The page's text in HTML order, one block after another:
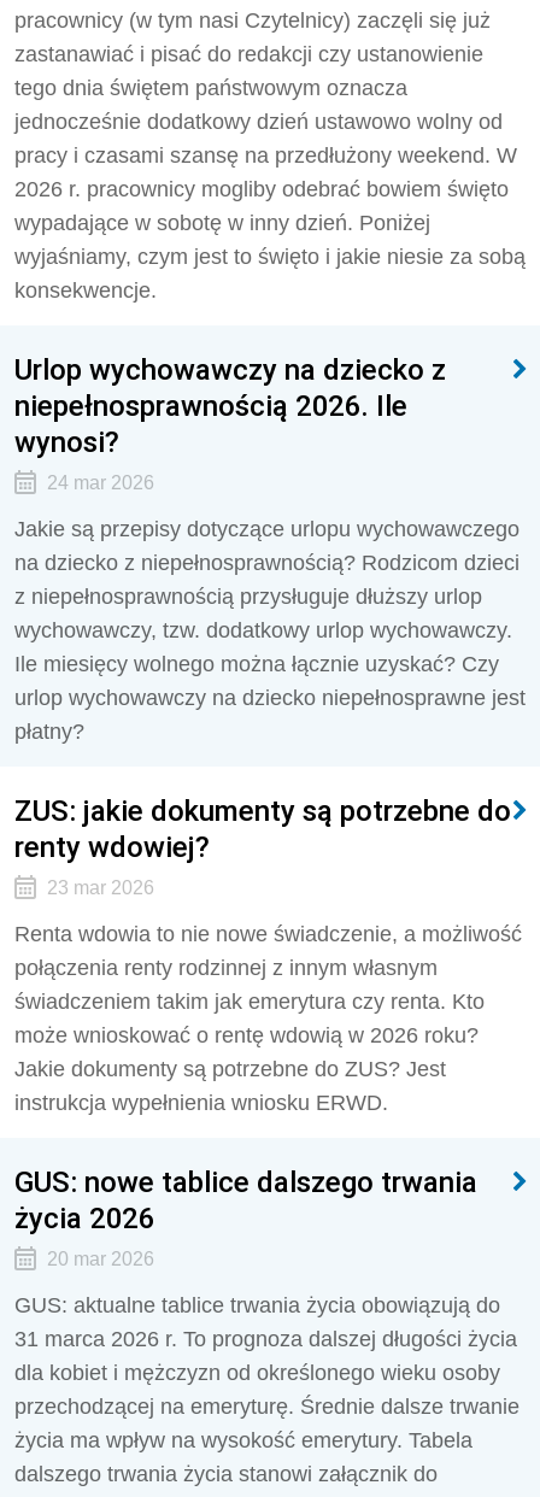
pracownicy (w tym nasi Czytelnicy) zaczęli się już
zastanawiać i pisać do redakcji czy ustanowienie
tego dnia świętem państwowym oznacza
jednocześnie dodatkowy dzień ustawowo wolny od
pracy i czasami szansę na przedłużony weekend. W
2026 r. pracownicy mogliby odebrać bowiem święto
wypadające w sobotę w inny dzień. Poniżej
wyjaśniamy, czym jest to święto i jakie niesie za sobą
konsekwencje.
Urlop wychowawczy na dziecko z
niepełnosprawnością 2026. Ile
wynosi?
24 mar 2026
Jakie są przepisy dotyczące urlopu wychowawczego
na dziecko z niepełnosprawnością? Rodzicom dzieci
z niepełnosprawnością przysługuje dłuższy urlop
wychowawczy, tzw. dodatkowy urlop wychowawczy.
Ile miesięcy wolnego można łącznie uzyskać? Czy
urlop wychowawczy na dziecko niepełnosprawne jest
płatny?
ZUS: jakie dokumenty są potrzebne do
renty wdowiej?
23 mar 2026
Renta wdowia to nie nowe świadczenie, a możliwość
połączenia renty rodzinnej z innym własnym
świadczeniem takim jak emerytura czy renta. Kto
może wnioskować o rentę wdowią w 2026 roku?
Jakie dokumenty są potrzebne do ZUS? Jest
instrukcja wypełnienia wniosku ERWD.
GUS: nowe tablice dalszego trwania
życia 2026
20 mar 2026
GUS: aktualne tablice trwania życia obowiązują do
31 marca 2026 r. To prognoza dalszej długości życia
dla kobiet i mężczyzn od określonego wieku osoby
przechodzącej na emeryturę. Średnie dalsze trwanie
życia ma wpływ na wysokość emerytury. Tabela
dalszego trwania życia stanowi załącznik do